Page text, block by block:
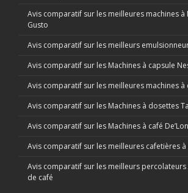
Avis comparatif sur les meilleures machines à
Gusto
Avis comparatif sur les meilleurs
Avis comparatif sur les Machines à capsule
Avis comparatif sur les meilleures machines à
Avis comparatif sur les Machines à dosettes
Avis comparatif sur les Machines à café
Avis comparatif sur les meilleures cafetières à
Avis comparatif sur les meilleurs
de café